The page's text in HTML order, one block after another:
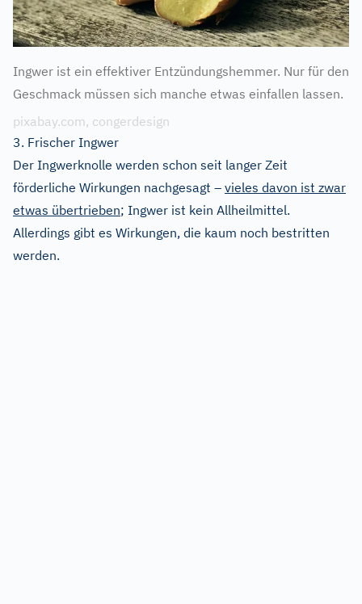
Ingwer ist ein effektiver Entzündungshemmer. Nur für den
Geschmack müssen sich manche etwas einfallen lassen.
pixabay.com, congerdesign
3. Frischer Ingwer
Der Ingwerknolle werden schon seit langer Zeit
förderliche Wirkungen nachgesagt – vieles davon ist zwar
etwas übertrieben; Ingwer ist kein Allheilmittel.
Allerdings gibt es Wirkungen, die kaum noch bestritten
werden.